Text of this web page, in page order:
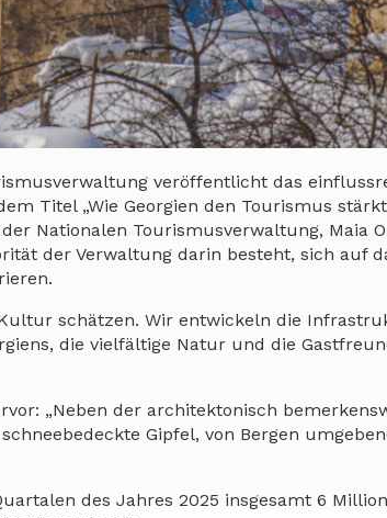
veröffentlicht das
Titel „Wie Georgien den Tourismus
Nationalen Tourismusverwaltung, Maia
der Verwaltung darin besteht, sich auf
schätzen. Wir entwickeln die
die vielfältige Natur und die
„Neben der architektonisch
Gipfel, von Bergen
des Jahres 2025 insgesamt 6